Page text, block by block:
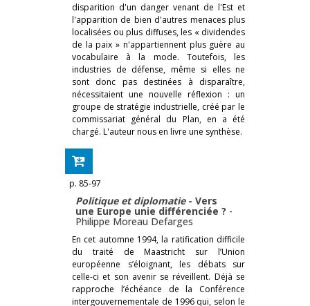
disparition d'un danger venant de l'Est et
l'apparition de bien d'autres menaces plus
localisées ou plus diffuses, les « dividendes
de la paix » n'appartiennent plus guère au
vocabulaire à la mode. Toutefois, les
industries de défense, même si elles ne
sont donc pas destinées à disparaître,
nécessitaient une nouvelle réflexion : un
groupe de stratégie industrielle, créé par le
commissariat général du Plan, en a été
chargé. L'auteur nous en livre une synthèse.
p. 85-97
Politique et diplomatie - Vers
une Europe unie différenciée ? -
Philippe Moreau Defarges
En cet automne 1994, la ratification difficile
du traité de Maastricht sur l’Union
européenne s’éloignant, les débats sur
celle-ci et son avenir se réveillent. Déjà se
rapproche l’échéance de la Conférence
intergouvernementale de 1996 qui, selon le